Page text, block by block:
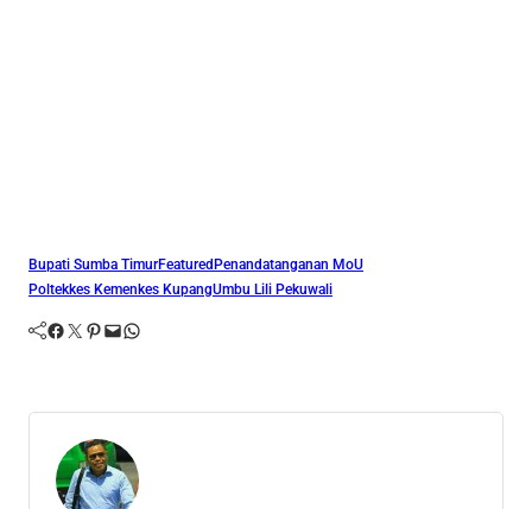
Bupati Sumba TimurFeatured Penandatanganan MoU
Poltekkes Kemenkes KupangUmbu Lili Pekuwali
Facebook Twitter Pinterest Mail WhatsApp